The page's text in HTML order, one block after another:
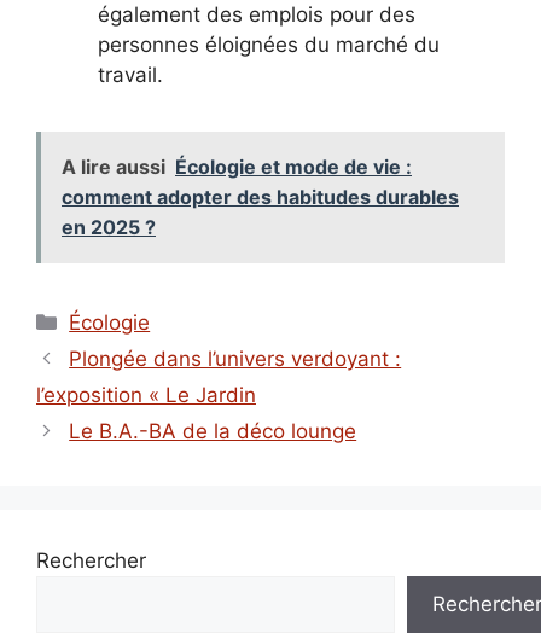
également des emplois pour des
personnes éloignées du marché du
travail.
A lire aussi Écologie et mode de vie :
comment adopter des habitudes durables
en 2025 ?
Catégories
Écologie
Plongée dans l’univers verdoyant :
l’exposition « Le Jardin
Le B.A.-BA de la déco lounge
Rechercher
Rechercher